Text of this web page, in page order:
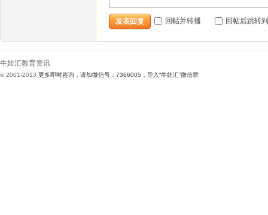
发表回复 回帖并转播 回帖后跳转
牛娃汇教育资讯
© 2001-2013 更多即时咨询，请加微信号：7366005，导入“牛娃汇”微信群